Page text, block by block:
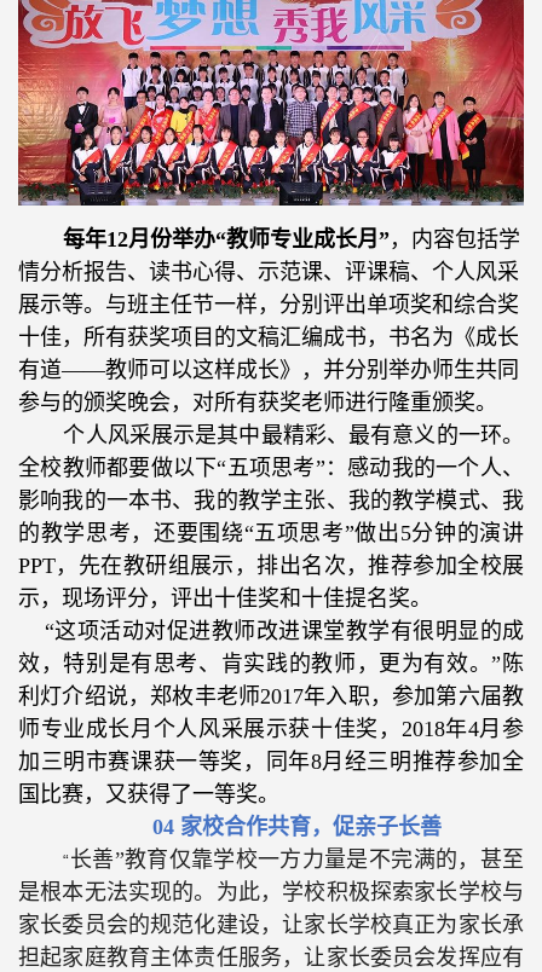
每年12月份举办“教师专业成长月”，内容包括学
情分析报告、读书心得、示范课、评课稿、个人风采
展示等。与班主任节一样，分别评出单项奖和综合奖
十佳，所有获奖项目的文稿汇编成书，书名为《成长
有道——教师可以这样成长》，并分别举办师生共同
参与的颁奖晚会，对所有获奖老师进行隆重颁奖。
个人风采展示是其中最精彩、最有意义的一环。
全校教师都要做以下“五项思考”：感动我的一个人、
影响我的一本书、我的教学主张、我的教学模式、我
的教学思考，还要围绕“五项思考”做出5分钟的演讲
PPT，先在教研组展示，排出名次，推荐参加全校展
示，现场评分，评出十佳奖和十佳提名奖。
“这项活动对促进教师改进课堂教学有很明显的成
效，特别是有思考、肯实践的教师，更为有效。”陈
利灯介绍说，郑枚丰老师2017年入职，参加第六届教
师专业成长月个人风采展示获十佳奖， 2018年4月参
加三明市赛课获一等奖，同年8月经三明推荐参加全
国比赛，又获得了一等奖。
04 家校合作共育，促亲子长善
“长善”教育仅靠学校一方力量是不完满的，甚至
是根本无法实现的。为此，学校积极探索家长学校与
家长委员会的规范化建设，让家长学校真正为家长承
担起家庭教育主体责任服务，让家长委员会发挥应有